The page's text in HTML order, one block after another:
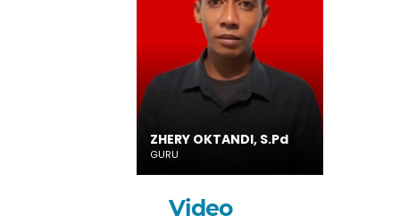
ZHERY OKTANDI, S.Pd
Video